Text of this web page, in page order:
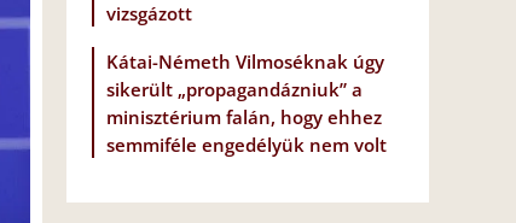
vizsgázott
Kátai-Németh Vilmoséknak úgy
sikerült „propagandázniuk” a
minisztérium falán, hogy ehhez
semmiféle engedélyük nem volt